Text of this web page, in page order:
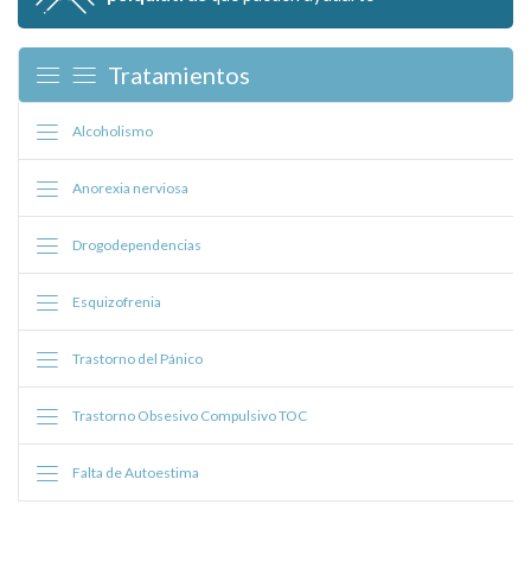
Tratamientos
Alcoholismo
Anorexia nerviosa
Drogodependencias
Esquizofrenia
Trastorno del Pánico
Trastorno Obsesivo Compulsivo TOC
Falta de Autoestima